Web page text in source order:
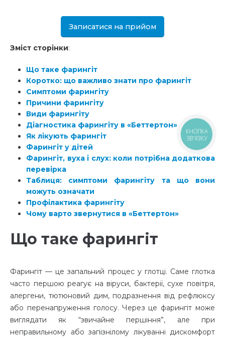
Записатися на прийом
Зміст сторінки:
Що таке фарингіт
Коротко: що важливо знати про фарингіт
Симптоми фарингіту
Причини фарингіту
Види фарингіту
Діагностика фарингіту в «Беттертон»
Як лікують фарингіт
Фарингіт у дітей
Фарингіт, вуха і слух: коли потрібна додаткова
перевірка
Таблиця: симптоми фарингіту та що вони
можуть означати
Профілактика фарингіту
Чому варто звернутися в «Беттертон»
Що таке фарингіт
Фарингіт — це запальний процес у глотці. Саме глотка
часто першою реагує на віруси, бактерії, сухе повітря,
алергени, тютюновий дим, подразнення від рефлюксу
або перенапруження голосу. Через це фарингіт може
виглядати як “звичайне першіння”, але при
неправильному або запізнілому лікуванні дискомфорт
КНОПКА
ЗВ'ЯЗКУ